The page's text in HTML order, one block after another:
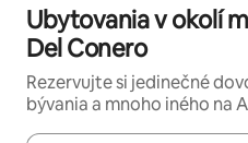
Ubytovania v okolí
Del Conero
Rezervujte si jedinečné
bývania a mnoho iného na